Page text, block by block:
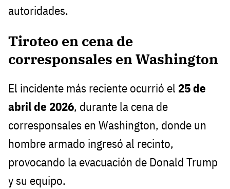
autoridades.
Tiroteo en cena de
corresponsales en Washington
El incidente más reciente ocurrió el 25 de
abril de 2026, durante la cena de
corresponsales en Washington, donde un
hombre armado ingresó al recinto,
provocando la evacuación de Donald Trump
y su equipo.